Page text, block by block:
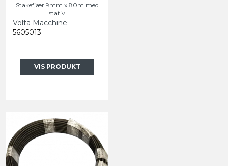
Stakefjær 9mm x 80m med
stativ
Volta Macchine
5605013
VIS PRODUKT